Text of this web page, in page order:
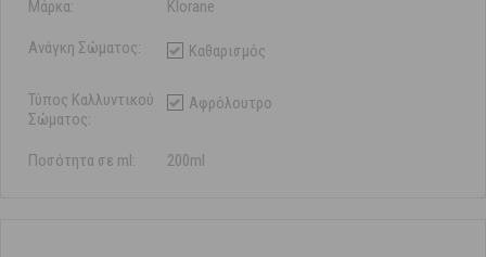
Μάρκα: Klorane
Ανάγκη Σώματος: Καθαρισμός
Τύπος Καλλυντικού
Σώματος:
Αφρόλουτρο
Ποσότητα σε ml: 200ml